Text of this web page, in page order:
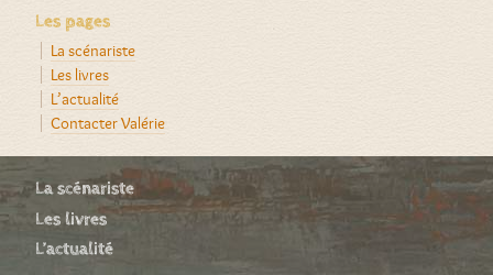
Les pages
La scénariste
Les livres
L’actualité
Contacter Valérie
La scénariste
Les livres
L’actualité